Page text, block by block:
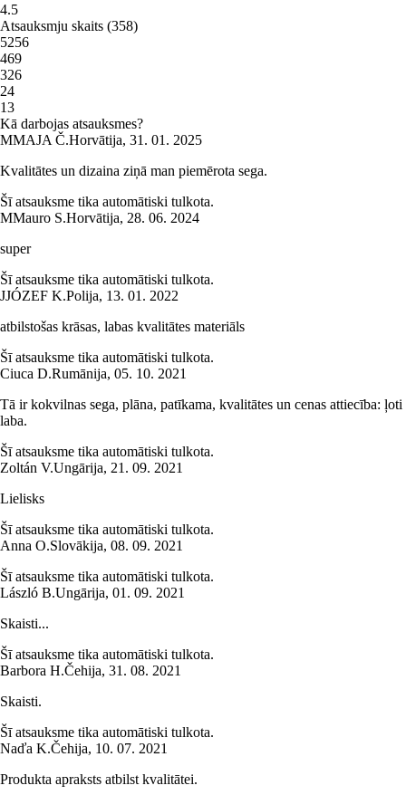
4.5
Atsauksmju skaits (358)
5256
469
326
24
13
Kā darbojas atsauksmes?
MMAJA Č.Horvātija, 31. 01. 2025
Kvalitātes un dizaina ziņā man piemērota sega.
Šī atsauksme tika automātiski tulkota.
MMauro S.Horvātija, 28. 06. 2024
super
Šī atsauksme tika automātiski tulkota.
JJÓZEF K.Polija, 13. 01. 2022
atbilstošas krāsas, labas kvalitātes materiāls
Šī atsauksme tika automātiski tulkota.
Ciuca D.Rumānija, 05. 10. 2021
Tā ir kokvilnas sega, plāna, patīkama, kvalitātes un cenas attiecība: ļoti
laba.
Šī atsauksme tika automātiski tulkota.
Zoltán V.Ungārija, 21. 09. 2021
Lielisks
Šī atsauksme tika automātiski tulkota.
Anna O.Slovākija, 08. 09. 2021
Šī atsauksme tika automātiski tulkota.
László B.Ungārija, 01. 09. 2021
Skaisti...
Šī atsauksme tika automātiski tulkota.
Barbora H.Čehija, 31. 08. 2021
Skaisti.
Šī atsauksme tika automātiski tulkota.
Naďa K.Čehija, 10. 07. 2021
Produkta apraksts atbilst kvalitātei.